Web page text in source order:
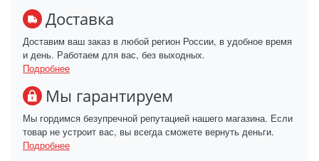
Доставка
Доставим ваш заказ в любой регион России, в удобное время
и день. Работаем для вас, без выходных.
Подробнее
Мы гарантируем
Мы гордимся безупречной репутацией нашего магазина. Если
товар не устроит вас, вы всегда сможете вернуть деньги.
Подробнее